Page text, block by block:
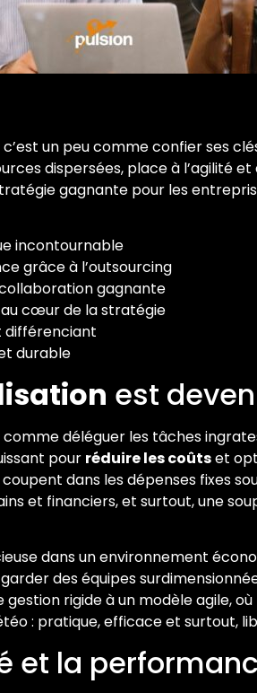
un peu comme confier ses
dispersées, place à l’agilité
gagnante pour les
incontournable
grâce à l’outsourcing
gagnante
cœur de la stratégie
différenciant
durable
est
déléguer les tâches
pour réduire les coûtset
dans les dépenses fixes
et financiers, et surtout, une
dans un environnement
des équipes
rigide à un modèle agile,
: pratique, efficace et surtout,
et la